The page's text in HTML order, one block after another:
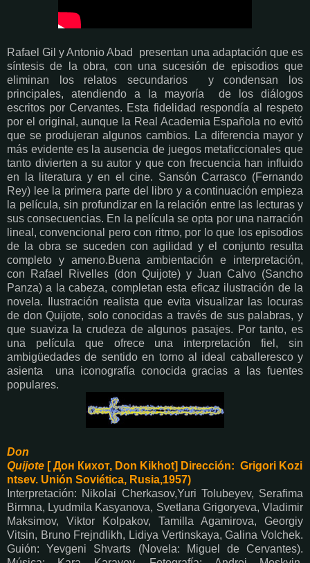
Rafael Gil y Antonio Abad presentan una adaptación que es
síntesis de la obra, con una sucesión de episodios que
eliminan los relatos secundarios y condensan los
principales, atendiendo a la mayoría de los diálogos
escritos por Cervantes. Esta fidelidad respondía al respeto
por el original, aunque la Real Academia Española no evitó
que se produjeran algunos cambios. La diferencia mayor y
más evidente es la ausencia de juegos metaficcionales que
tanto divierten a su autor y que con frecuencia han influido
en la literatura y en el cine. Sansón Carrasco (Fernando
Rey) lee la primera parte del libro y a continuación empieza
la película, sin profundizar en la relación entre las lecturas y
sus consecuencias. En la película se opta por una narración
lineal, convencional pero con ritmo, por lo que los episodios
de la obra se suceden con agilidad y el conjunto resulta
completo y ameno.Buena ambientación e interpretación,
con Rafael Rivelles (don Quijote) y Juan Calvo (Sancho
Panza) a la cabeza, completan esta eficaz ilustración de la
novela. Ilustración realista que evita visualizar las locuras
de don Quijote, solo conocidas a través de sus palabras, y
que suaviza la crudeza de algunos pasajes. Por tanto, es
una película que ofrece una interpretación fiel, sin
ambigüedades de sentido en torno al ideal caballeresco y
asienta una iconografía conocida gracias a las fuentes
populares.
Don
Quijote [Дон Кихот, Don Kikhot] Dirección: Grigori Kozi
ntsev. Unión Soviética, Rusia,1957)
Interpretación: Nikolai Cherkasov,Yuri Tolubeyev, Serafima
Birmna, Lyudmila Kasyanova, Svetlana Grigoryeva, Vladimir
Maksimov, Viktor Kolpakov, Tamilla Agamirova, Georgiy
Vitsin, Bruno Frejndlikh, Lidiya Vertinskaya, Galina Volchek.
Guión: Yevgeni Shvarts (Novela: Miguel de Cervantes).